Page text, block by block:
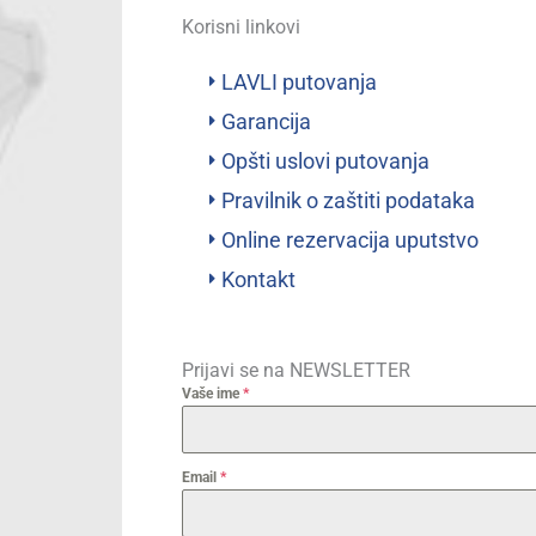
Korisni linkovi
LAVLI putovanja
Garancija
Opšti uslovi putovanja
Pravilnik o zaštiti podataka
Online rezervacija uputstvo
Kontakt
Prijavi se na NEWSLETTER
Vaše ime*
Email *